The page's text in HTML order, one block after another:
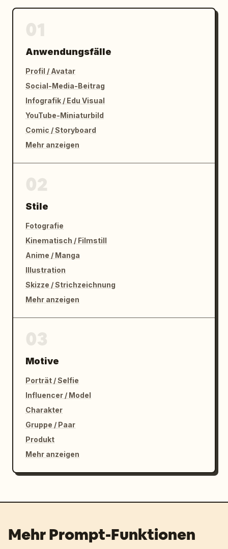
Anwendungsfälle
Profil / Avatar
Social-Media-Beitrag
Infografik / Edu Visual
YouTube-Miniaturbild
Comic / Storyboard
Mehr anzeigen
Stile
Fotografie
Kinematisch / Filmstill
Anime / Manga
Illustration
Skizze / Strichzeichnung
Mehr anzeigen
Motive
Porträt / Selfie
Influencer / Model
Charakter
Gruppe / Paar
Produkt
Mehr anzeigen
Mehr Prompt-Funktionen